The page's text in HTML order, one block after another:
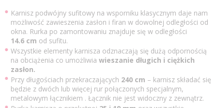
Karnisz podwójny sufitowy na wsporniku klasycznym daje nam
możliwość zawieszenia zasłon i firan w dowolnej odległości od
okna. Rurka po zamontowaniu znajduje się w odległości
14.6 cm od sufitu.
Wszystkie elementy karnisza odznaczają się dużą odpornością
na obciążenia co umożliwia wieszanie długich i ciężkich
zasłon.
Przy długościach przekraczających 240 cm – karnisz składać się
będzie z dwóch lub więcej rur połączonych specjalnym,
metalowym łącznikiem . Łącznik nie jest widoczny z zewnątrz.